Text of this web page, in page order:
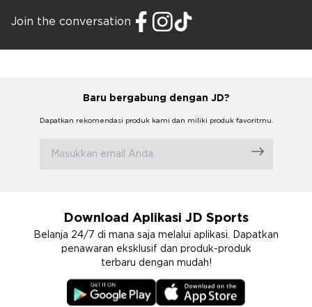
Join the conversation
Baru bergabung dengan JD?
Dapatkan rekomendasi produk kami dan miliki produk favoritmu.
Download Aplikasi JD Sports
Belanja 24/7 di mana saja melalui aplikasi. Dapatkan
penawaran eksklusif dan produk-produk
terbaru dengan mudah!